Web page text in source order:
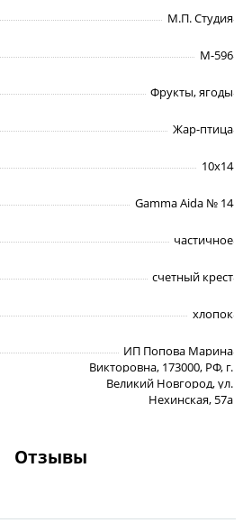
М.П. Студия
М-596
Фрукты, ягоды
Жар-птица
10х14
Gamma Aida № 14
частичное
счетный крест
хлопок
ИП Попова Марина
Викторовна, 173000, РФ, г.
Великий Новгород, ул.
Нехинская, 57а
Отзывы